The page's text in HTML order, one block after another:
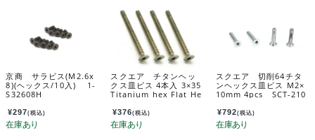
京商 サラビス(M2.6x
8)(ヘックス/10入) 1-
S32608H
¥297(税込)
スクエア チタンヘッ
クス皿ビス 4本入 3×35
Titanium hex Flat He
s.) STR-335
¥376(税込)
スクエア 切削64チタ
ンヘックス皿ビス M2×
10mm 4pcs SCT-210
¥792(税込)